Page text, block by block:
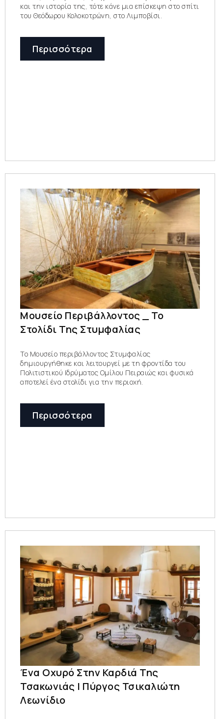
και την ιστορία της, τότε κάνε μια επίσκεψη στο σπίτι
του Θεόδωρου Κολοκοτρώνη, στο Λιμποβίσι.
Περισσότερα
Μουσείο Περιβάλλοντος _ Το
Στολίδι Της Στυμφαλίας
Το Μουσείο περιβάλλοντος Στυμφαλίας
δημιουργήθηκε και λειτουργεί με τη φροντίδα του
Πολιτιστικού Ιδρύματος Ομίλου Πειραιώς και φυσικά
αποτελεί ένα στολίδι για την περιοχή.
Περισσότερα
Ένα Οχυρό Στην Καρδιά Της
Τσακωνιάς | Πύργος Τσικαλιώτη
Λεωνίδιο